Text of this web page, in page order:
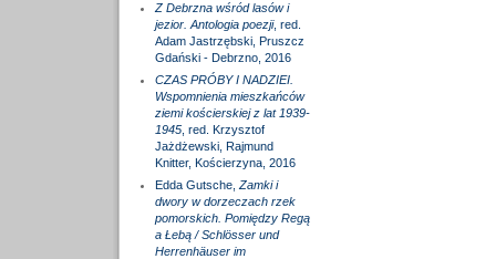
Z Debrzna wśród lasów i
jezior. Antologia poezji, red.
Adam Jastrzębski, Pruszcz
Gdański - Debrzno, 2016
CZAS PRÓBY I NADZIEI.
Wspomnienia mieszkańców
ziemi kościerskiej z lat 1939-
1945, red. Krzysztof
Jażdżewski, Rajmund
Knitter, Kościerzyna, 2016
Edda Gutsche, Zamki i
dwory w dorzeczach rzek
pomorskich. Pomiędzy Regą
a Łebą / Schlösser und
Herrenhäuser im